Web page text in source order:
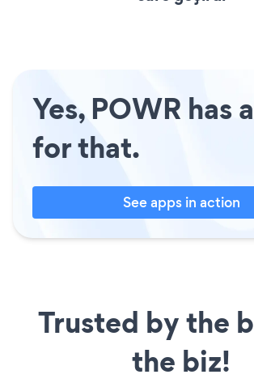
Yes, POWR has
for that.
See apps in action
Trusted by the
the biz!